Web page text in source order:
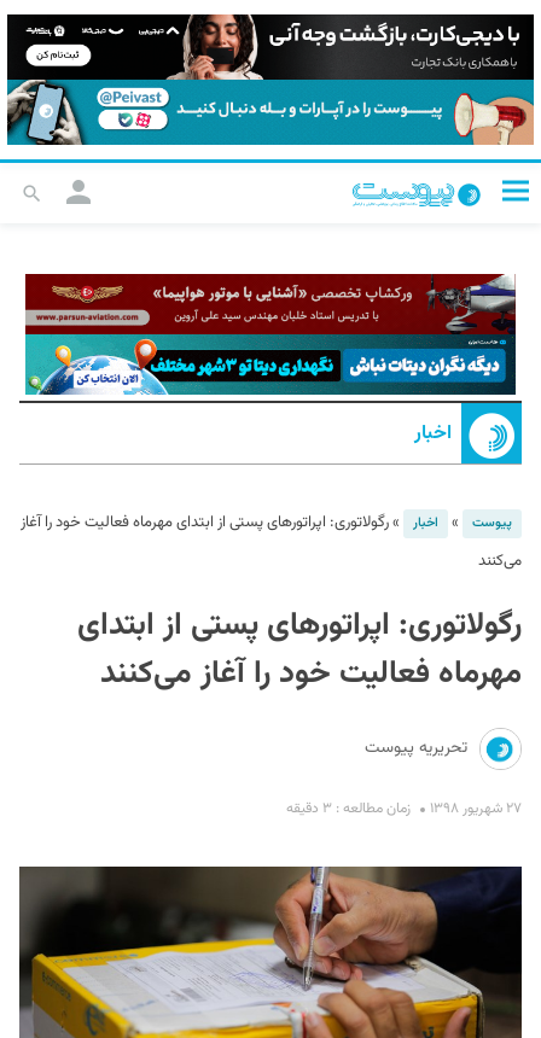
اخبار
پیوست » اخبار »رگولاتوری: اپراتورهای پستی از ابتدای مهرماه فعالیت خود را آغاز
می‌کنند
رگولاتوری: اپراتورهای پستی از ابتدای
مهرماه فعالیت خود را آغاز می‌کنند
تحریریه پیوست
۲۷ شهریور ۱۳۹۸ زمان مطالعه : ۳ دقیقه